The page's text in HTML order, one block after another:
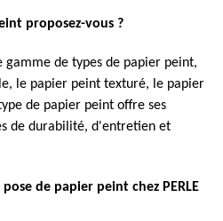
proposez-vous ?
gamme de types de papier peint,
le papier peint texturé, le papier
de papier peint offre ses
de durabilité, d'entretien et
de papier peint chez PERLE